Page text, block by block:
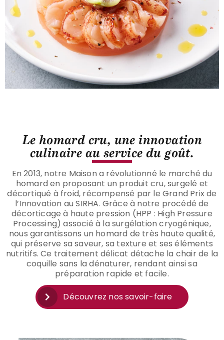
Le homard cru, une innovation
culinaire au service du goût.
En 2013, notre Maison a révolutionné le marché du
homard en proposant un produit cru, surgelé et
décortiqué à froid, récompensé par le Grand Prix de
l’Innovation au SIRHA. Grâce à notre procédé de
décorticage à haute pression (HPP : High Pressure
Processing) associé à la surgélation cryogénique,
nous garantissons un homard de très haute qualité,
qui préserve sa saveur, sa texture et ses éléments
nutritifs. Ce traitement délicat détache la chair de la
coquille sans la dénaturer, rendant ainsi sa
préparation rapide et facile.
Découvrez nos savoir-faire